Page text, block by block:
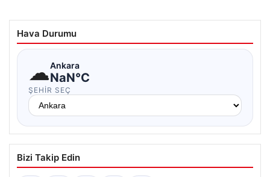
Hava Durumu
☁Ankara
NaN°C
ŞEHIR SEÇ
Bizi Takip Edin